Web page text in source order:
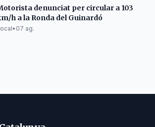
denunciat per circular a 103
h a la Ronda del Guinardó
• 07 ag.